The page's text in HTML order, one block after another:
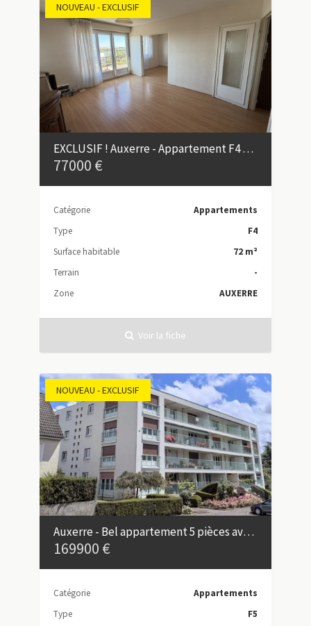
NOUVEAU - EXCLUSIF
EXCLUSIF ! Auxerre - Appartement F4 avec balcon et ascenseur
77000 €
Catégorie
Appartements
Type
F4
Surface habitable
72 m²
Terrain
-
Zone
AUXERRE
Voir la fiche
NOUVEAU - EXCLUSIF
Auxerre - Bel appartement 5 pièces avec balcon et double garage
169900 €
Catégorie
Appartements
Type
F5